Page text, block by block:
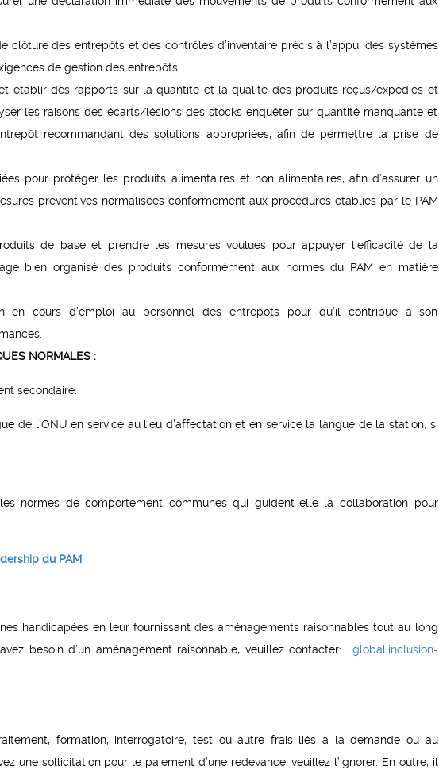
clôture des entrepôts et des contrôles d’inventaire précis à l’appui des systèmes
de gestion des entrepôts.
établir des rapports sur la quantité et la qualité des produits reçus/expédiés et
les raisons des écarts/lésions des stocks enquêter sur quantité manquante et
recommandant des solutions appropriées, afin de permettre la prise de
pour protéger les produits alimentaires et non alimentaires, afin d’assurer un
préventives normalisées conformément aux procédures établies par le PAM
de base et prendre les mesures voulues pour appuyer l’efficacité de la
bien organisé des produits conformément aux normes du PAM en matière
en cours d’emploi au personnel des entrepôts pour qu’il contribue à son
NORMALES :
secondaire.
de l’ONU en service au lieu d’affectation et en service la langue de la station, si
normes de comportement communes qui guident-elle la collaboration pour
du PAM
handicapées en leur fournissant des aménagements raisonnables tout au long
besoin d’un aménagement raisonnable, veuillez contacter: global.inclusion-
formation, interrogatoire, test ou autre frais liés à la demande ou au
une sollicitation pour le paiement d’une redevance, veuillez l’ignorer. En outre, il